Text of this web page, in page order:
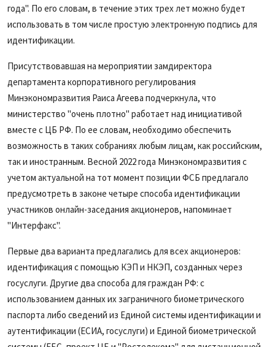
года". По его словам, в течение этих трех лет можно будет
использовать в том числе простую электронную подпись для
идентификации.
Присутствовавшая на мероприятии замдиректора
департамента корпоративного регулирования
Минэкономразвития Раиса Агеева подчеркнула, что
министерство "очень плотно" работает над инициативой
вместе с ЦБ РФ. По ее словам, необходимо обеспечить
возможность в таких собраниях любым лицам, как российским,
так и иностранным. Весной 2022 года Минэкономразвития с
учетом актуальной на тот момент позиции ФСБ предлагало
предусмотреть в законе четыре способа идентификации
участников онлайн-заседания акционеров, напоминает
"Интерфакс".
Первые два варианта предлагались для всех акционеров:
идентификация с помощью КЭП и НКЭП, созданных через
госуслуги. Другие два способа для граждан РФ: с
использованием данных их заграничного биометрического
паспорта либо сведений из Единой системы идентификации и
аутентификации (ЕСИА, госуслуги) и Единой биометрической